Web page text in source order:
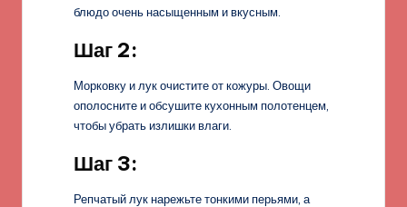
блюдо очень насыщенным и вкусным.
Шаг 2:
Морковку и лук очистите от кожуры. Овощи
ополосните и обсушите кухонным полотенцем,
чтобы убрать излишки влаги.
Шаг 3:
Репчатый лук нарежьте тонкими перьями, а